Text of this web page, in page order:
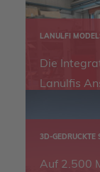
LANULFI
Die
Lanulfis
3D-GEDRUCKTE
Auf 2.500